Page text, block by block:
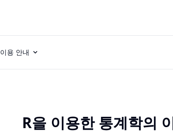
이용 안내
R을 이용한 통계학의